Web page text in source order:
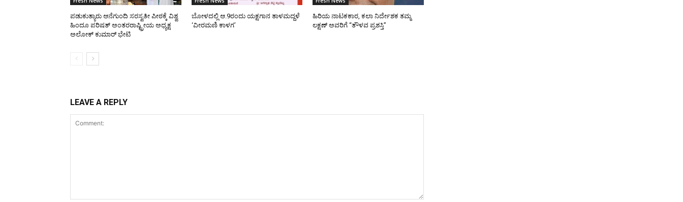
ಪಡುಕುತ್ಯಾರು ಆನೆಗುಂದಿ ಸರಸ್ವತೀ ಪೀಠಕ್ಕೆ ವಿಶ್ವ
ಹಿಂದೂ ಪರಿಷತ್ ಅಂತರರಾಷ್ಟ್ರೀಯ ಅಧ್ಯಕ್ಷ
ಅಲೋಕ್ ಕುಮಾರ್ ಭೇಟಿ
ಬೋಳದಲ್ಲಿ ಆ.9ರಂದು ಯಕ್ಷಗಾನ ತಾಳಮದ್ದಳೆ
‘ವೀರಮಣಿ ಕಾಳಗ’
ಹಿರಿಯ ನಾಟಕಕಾರ, ಕಲಾ ನಿರ್ದೇಶಕ ತಮ್ಮ
ಲಕ್ಷಣ್ ಅವರಿಗೆ “ತೌಳವ ಪ್ರಶಸ್ತಿ”
LEAVE A REPLY